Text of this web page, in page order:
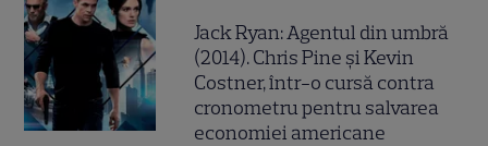
Jack Ryan: Agentul din umbră
(2014). Chris Pine și Kevin
Costner, într-o cursă contra
cronometru pentru salvarea
economiei americane